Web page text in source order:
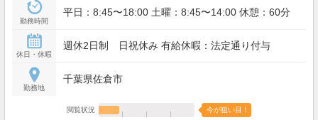
勤務時間
平日：8:45〜18:00 土曜：8:45〜14:00 休憩：60分
休日・休暇
週休2日制 日祝休み 有給休暇：法定通り付与
勤務地
千葉県佐倉市
閲覧状況 今が狙い目！